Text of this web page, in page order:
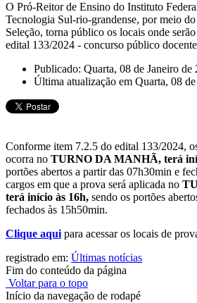
O Pró-Reitor de Ensino do Instituto
Tecnologia Sul-rio-grandense, por meio
Seleção, torna público os locais onde
edital 133/2024 - concurso público
Publicado: Quarta, 08 de Janeiro de
Última atualização em Quarta, 08
Conforme item 7.2.5 do edital 133/2024,
ocorra no TURNO DA MANHÃ, terá
portões abertos a partir das 07h30min e
cargos em que a prova será aplicada no
terá início às 16h, sendo os portões
fechados às 15h50min.
Clique aqui para acessar os locais de
registrado em: Últimas notícias
Fim do conteúdo da página
Voltar para o topo
Início da navegação de rodapé